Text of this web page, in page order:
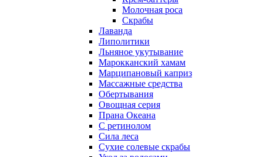
Молочная роса
Скрабы
Лаванда
Липолитики
Льняное укутывание
Марокканский хамам
Марципановый каприз
Массажные средства
Обертывания
Овощная серия
Прана Океана
С ретинолом
Сила леса
Сухие солевые скрабы